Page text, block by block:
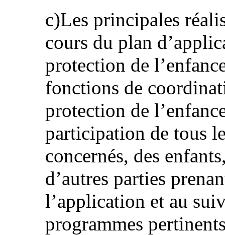
c)Les principales
cours du plan
protection de
fonctions de
protection de
participation de tous
concernés, des
d’autres parties
l’application et au
programmes